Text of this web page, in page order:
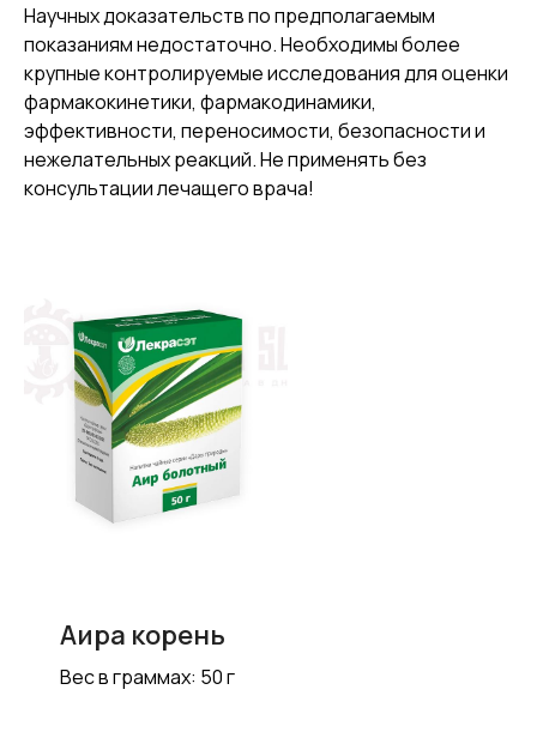
Научных доказательств по предполагаемым
показаниям недостаточно. Необходимы более
крупные контролируемые исследования для оценки
фармакокинетики, фармакодинамики,
эффективности, переносимости, безопасности и
нежелательных реакций. Не применять без
консультации лечащего врача!
Аира корень
Вес в граммах: 50 г